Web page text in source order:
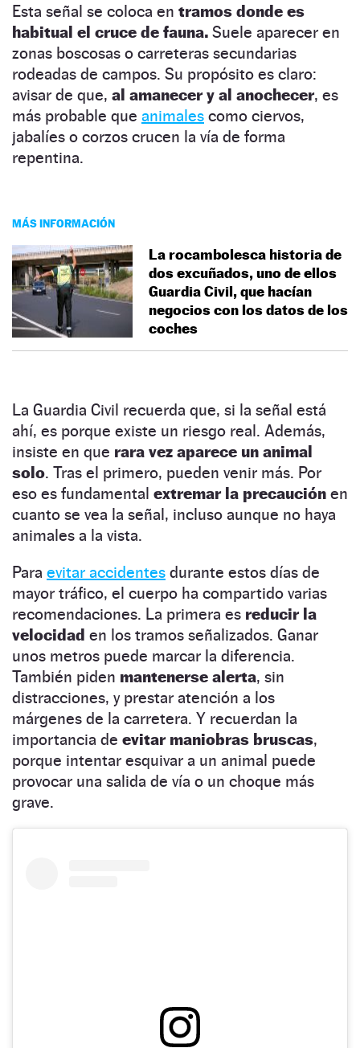
Esta señal se coloca en tramos donde es
habitual el cruce de fauna. Suele aparecer en
zonas boscosas o carreteras secundarias
rodeadas de campos. Su propósito es claro:
avisar de que, al amanecer y al anochecer, es
más probable que animales como ciervos,
jabalíes o corzos crucen la vía de forma
repentina.
MÁS INFORMACIÓN
La rocambolesca historia de
dos excuñados, uno de ellos
Guardia Civil, que hacían
negocios con los datos de los
coches
La Guardia Civil recuerda que, si la señal está
ahí, es porque existe un riesgo real. Además,
insiste en que rara vez aparece un animal
solo. Tras el primero, pueden venir más. Por
eso es fundamental extremar la precaución en
cuanto se vea la señal, incluso aunque no haya
animales a la vista.
Para evitar accidentes durante estos días de
mayor tráfico, el cuerpo ha compartido varias
recomendaciones. La primera es reducir la
velocidad en los tramos señalizados. Ganar
unos metros puede marcar la diferencia.
También piden mantenerse alerta, sin
distracciones, y prestar atención a los
márgenes de la carretera. Y recuerdan la
importancia de evitar maniobras bruscas,
porque intentar esquivar a un animal puede
provocar una salida de vía o un choque más
grave.